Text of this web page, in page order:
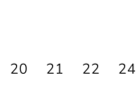
20 21 22 24